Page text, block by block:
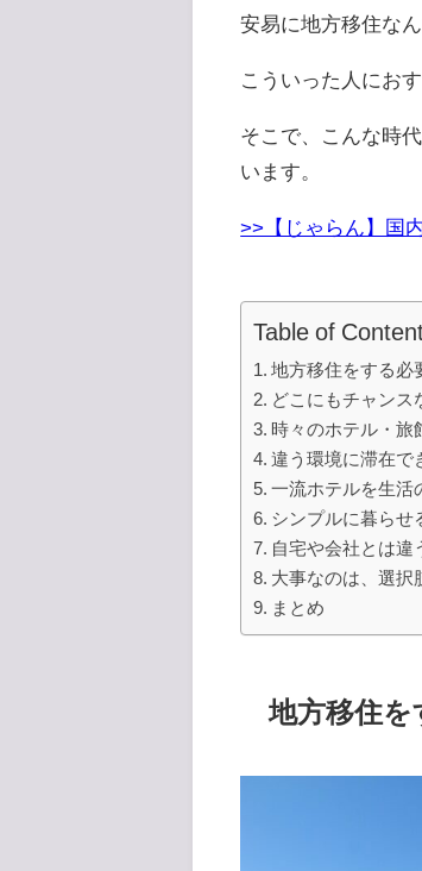
安易に地方移住な
こういった人にお
そこで、こんな時
います。
>>【じゃらん】国
Table of
地方移住をする必
どこにもチャンス
時々のホテル・旅
違う環境に滞在で
一流ホテルを生活
シンプルに暮らせ
自宅や会社とは違
大事なのは、選択
まとめ
地方移住を